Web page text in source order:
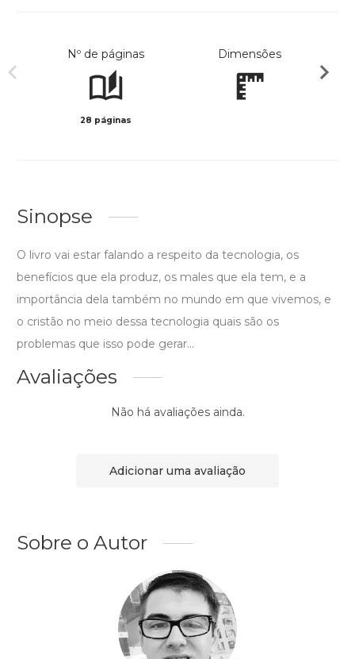
Nº de páginas
28 páginas
Dimensões
Sinopse
O livro vai estar falando a respeito da tecnologia, os
benefícios que ela produz, os males que ela tem, e a
importância dela também no mundo em que vivemos, e
o cristão no meio dessa tecnologia quais são os
problemas que isso pode gerar...
Avaliações
Não há avaliações ainda.
Adicionar uma avaliação
Sobre o Autor